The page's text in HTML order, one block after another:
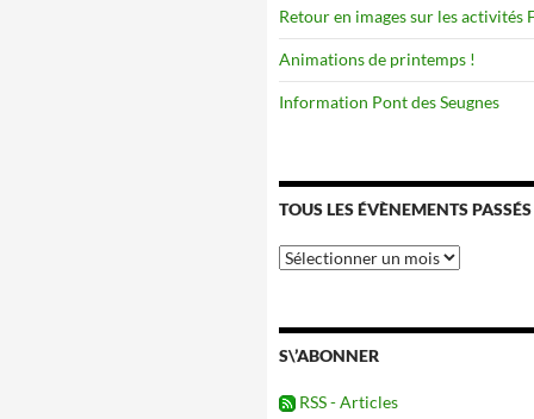
Retour en images sur les activités
Animations de printemps !
Information Pont des Seugnes
TOUS LES ÉVÈNEMENTS PASSÉS
Tous
les
S\’ABONNER
RSS - Articles